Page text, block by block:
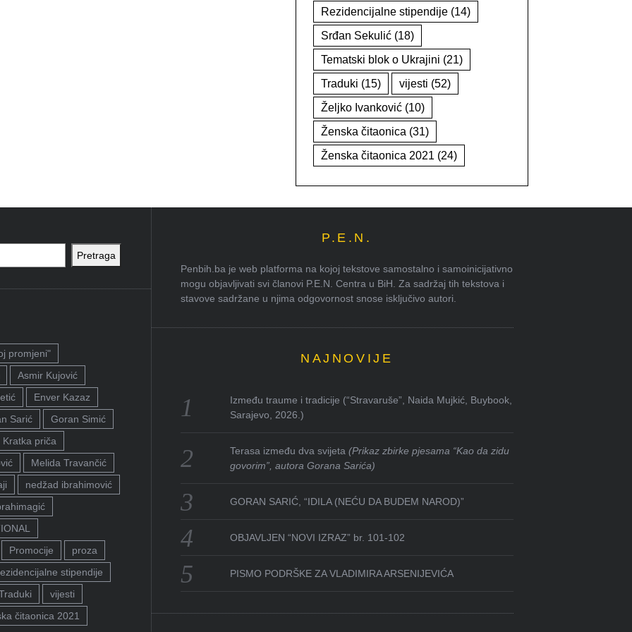
Rezidencijalne stipendije (14)
Srđan Sekulić (18)
Tematski blok o Ukrajini (21)
Traduki (15) vijesti (52)
Željko Ivanković (10)
Ženska čitaonica (31)
Ženska čitaonica 2021 (24)
Pretraga
promjeni"
Asmir Kujović
Enver Kazaz
Sarić
Goran Simić
Kratka priča
Melida Travančić
nedžad ibrahimović
Promocije
proza
stipendije
vijesti
čitaonica 2021
P.E.N.
Penbih.ba je web platforma na kojoj tekstove samostalno i samoinicijativno
mogu objavljivati svi članovi P.E.N. Centra u BiH. Za sadržaj tih tekstova i
stavove sadržane u njima odgovornost snose isključivo autori.
NAJNOVIJE
Između traume i tradicije (“Stravaruše”, Naida Mujkić, Buybook,
Sarajevo, 2026.)
Terasa između dva svijeta(Prikaz zbirke pjesama “Kao da zidu
govorim”, autora Gorana Sarića)
GORAN SARIĆ, “IDILA (NEĆU DA BUDEM NAROD)”
OBJAVLJEN “NOVI IZRAZ” br. 101-102
PISMO PODRŠKE ZA VLADIMIRA ARSENIJEVIĆA